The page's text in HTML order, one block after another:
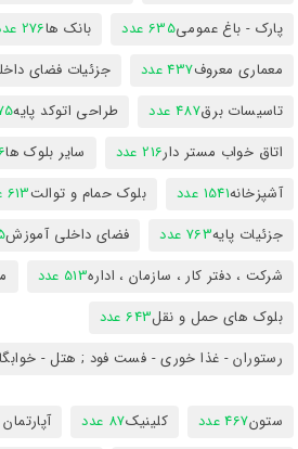
پارک - باغ عمومی635 عدد بانک ها276 عدد
معماری معروف437 عدد جزئیات فضای
تاسیسات برق487 عدد طراحی اتوکد پایه775 عدد
اتاق خواب مستر دار216 عدد سایر بلوک ها596
آشپزخانه1541 عدد بلوک حمام و توالت613 عدد
جزئیات پایه763 عدد فضای داخلی آموزش25 عدد
شرکت ، دفتر کار ، سازمان ، اداره513 عدد
بلوک های حمل و نقل643 عدد
رستوران - غذا خوری - فست فود ; هتل -
ستون467 عدد کلینیک87 عدد